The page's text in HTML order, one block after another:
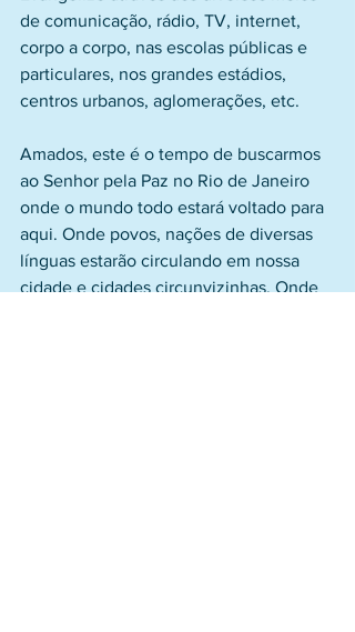
de comunicação, rádio, TV, internet,
corpo a corpo, nas escolas públicas e
particulares, nos grandes estádios,
centros urbanos, aglomerações, etc.
Amados, este é o tempo de buscarmos
ao Senhor pela Paz no Rio de Janeiro
onde o mundo todo estará voltado para
aqui. Onde povos, nações de diversas
línguas estarão circulando em nossa
cidade e cidades circunvizinhas. Onde